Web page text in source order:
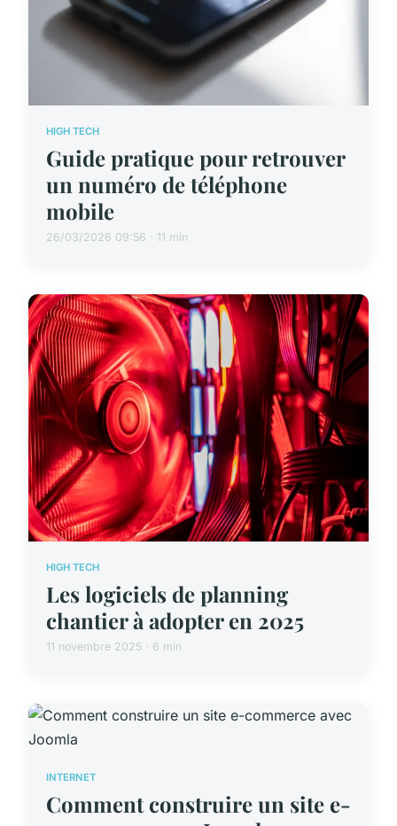
HIGH TECH
Guide pratique pour retrouver
un numéro de téléphone
mobile
26/03/2026 09:56 · 11 min
HIGH TECH
Les logiciels de planning
chantier à adopter en 2025
11 novembre 2025 · 6 min
INTERNET
Comment construire un site e-